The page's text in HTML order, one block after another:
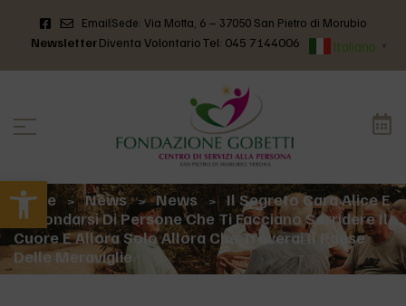
Apri la barra degli strumenti
EmailSede: Via Motta, 6 – 37050 San Pietro di Morubio
NewsletterDiventa VolontarioTel: 045 7144006 Italiano ▼
Home > News > News >
Il Segreto Cara Alice E
Circondarsi Di Persone Che Ti Facciano Sorridere Il
Cuore E Allora Solo Allora Che Troverai Il Paese
Delle Meraviglie